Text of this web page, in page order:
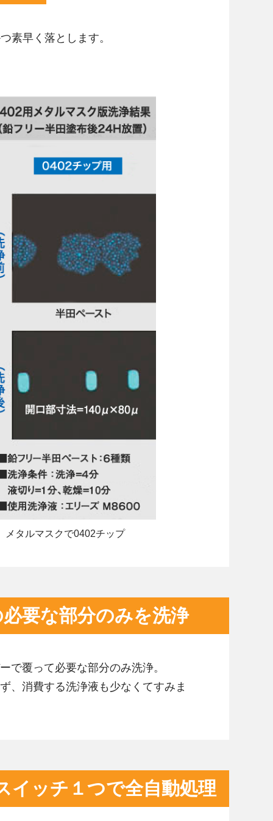
素早く落とします。
メタルマスクで0402チップ
要な部分のみを洗浄
で覆って必要な部分のみ洗浄。
、消費する洗浄液も少なくてすみま
イッチ１つで全自動処理